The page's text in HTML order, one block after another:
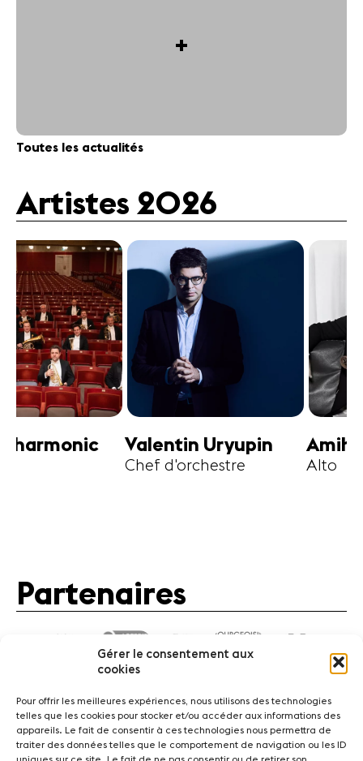
Gérer le consentement aux
cookies
Pour offrir les meilleures expériences, nous utilisons des technologies
telles que les cookies pour stocker et/ou accéder aux informations des
appareils. Le fait de consentir à ces technologies nous permettra de
traiter des données telles que le comportement de navigation ou les ID
+
Toutes les actualités
Artistes 2026
Valentin Uryupin
Chef d'orchestre
Amihai
Alto
Partenaires
ActualitésConcerts Bénévoles Médiation